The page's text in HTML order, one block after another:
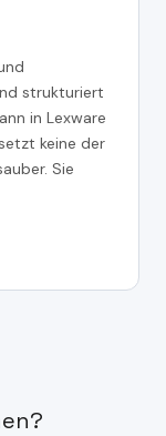
strukturiert
in Lexware
keine der
Sie